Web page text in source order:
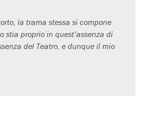
la trama stessa si compone
stia proprio in quest’assenza di
del Teatro, e dunque il mio